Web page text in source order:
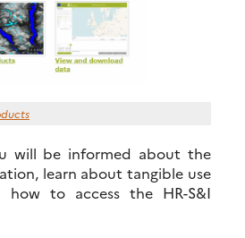
will be informed about the
learn about tangible use
how to access the HR-S&I